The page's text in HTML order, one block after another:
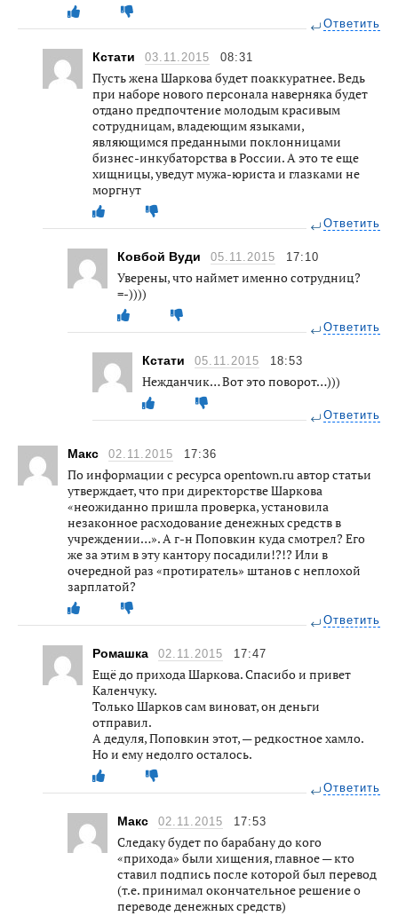
Ответить
Кстати 03.11.2015 08:31
Пусть жена Шаркова будет поаккуратнее. Ведь
при наборе нового персонала наверняка будет
отдано предпочтение молодым красивым
сотрудницам, владеющим языками,
являющимся преданными поклонницами
бизнес-инкубаторства в России. А это те еще
хищницы, уведут мужа-юриста и глазками не
моргнут
Ответить
Ковбой Вуди 05.11.2015 17:10
Уверены, что наймет именно сотрудниц?
=-))))
Ответить
Кстати 05.11.2015 18:53
Нежданчик… Вот это поворот…)))
Ответить
Макс 02.11.2015 17:36
По информации с ресурса opentown.ru автор статьи
утверждает, что при директорстве Шаркова
«неожиданно пришла проверка, установила
незаконное расходование денежных средств в
учреждении…». А г-н Поповкин куда смотрел? Его
же за этим в эту кантору посадили!?!? Или в
очередной раз «протиратель» штанов с неплохой
зарплатой?
Ответить
Ромашка 02.11.2015 17:47
Ещё до прихода Шаркова. Спасибо и привет
Каленчуку.
Только Шарков сам виноват, он деньги
отправил.
А дедуля, Поповкин этот, — редкостное хамло.
Но и ему недолго осталось.
Ответить
Макс 02.11.2015 17:53
Следаку будет по барабану до кого
«прихода» были хищения, главное — кто
ставил подпись после которой был перевод
(т.е. принимал окончательное решение о
переводе денежных средств)